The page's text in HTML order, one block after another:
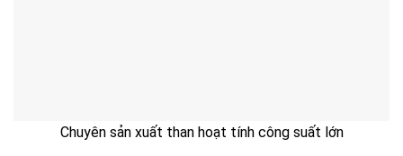
Chuyên sản xuất than hoạt tính công suất lớn